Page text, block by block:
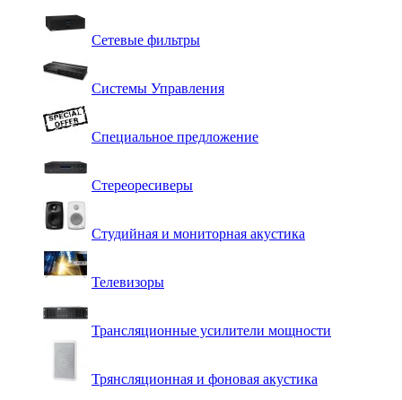
Сетевые фильтры
Системы Управления
Специальное предложение
Стереоресиверы
Студийная и мониторная акустика
Телевизоры
Трансляционные усилители мощности
Трянсляционная и фоновая акустика